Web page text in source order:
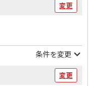
変更
条件を変更
変更